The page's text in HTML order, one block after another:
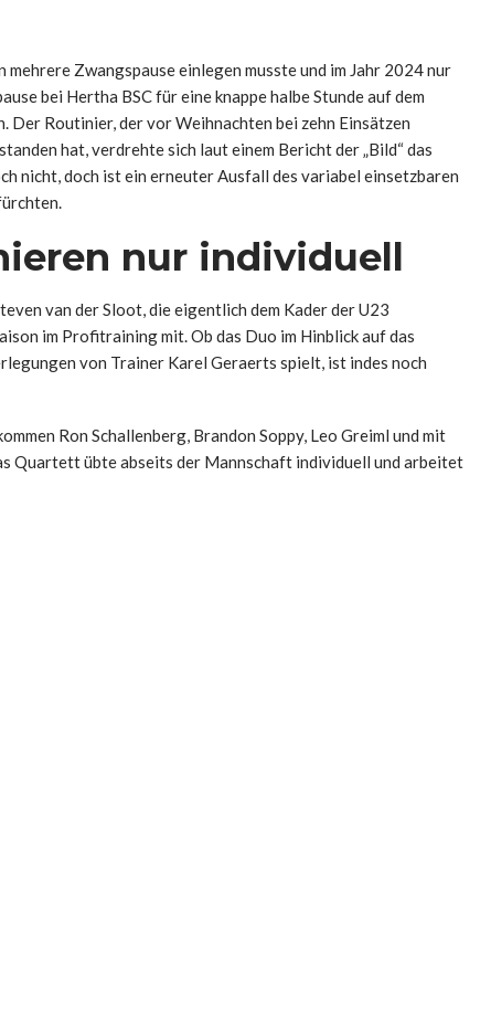
Zwangspause einlegen musste und im Jahr 2024 nur
bei Hertha BSC für eine knappe halbe Stunde auf dem
Der Routinier, der vor Weihnachten bei zehn Einsätzen
hat, verdrehte sich laut einem Bericht der „Bild“ das
nicht, doch ist ein erneuter Ausfall des variabel einsetzbaren
nur individuell
van der Sloot, die eigentlich dem Kader der U23
im Profitraining mit. Ob das Duo im Hinblick auf das
von Trainer Karel Geraerts spielt, ist indes noch
Ron Schallenberg, Brandon Soppy, Leo Greiml und mit
Quartett übte abseits der Mannschaft individuell und arbeitet